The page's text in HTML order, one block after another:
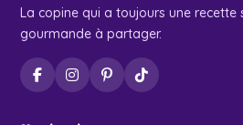
La copine qui a toujours une recette
gourmande à partager.